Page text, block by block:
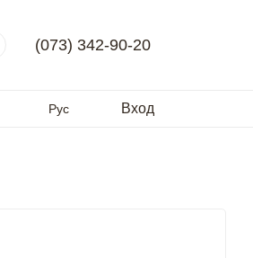
(073) 342-90-20
Рус Вход